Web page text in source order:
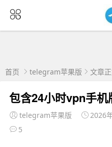
首页 telegram苹果版 文章
包含24小时vpn手机
telegram苹果版 2026
5